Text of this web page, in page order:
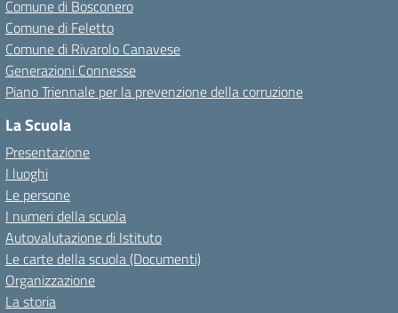
Comune di Bosconero
Comune di Feletto
Comune di Rivarolo Canavese
Generazioni Connesse
Piano Triennale per la prevenzione della corruzione
La Scuola
Presentazione
I luoghi
Le persone
I numeri della scuola
Autovalutazione di Istituto
Le carte della scuola (Documenti)
Organizzazione
La storia